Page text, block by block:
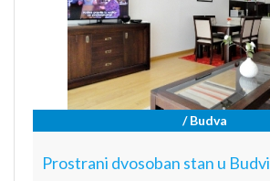
/ Budva
Prostrani dvosoban stan u Budvi